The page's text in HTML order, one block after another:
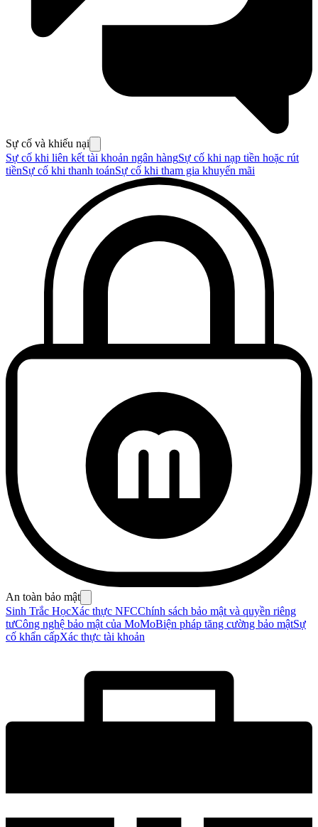
Sự cố và khiếu nại
Sự cố khi liên kết tài khoản ngân hàngSự cố khi nạp tiền hoặc rút
tiềnSự cố khi thanh toánSự cố khi tham gia khuyến mãi
An toàn bảo mật
Sinh Trắc HọcXác thực NFCChính sách bảo mật và quyền riêng
tưCông nghệ bảo mật của MoMoBiện pháp tăng cường bảo mậtSự
cố khẩn cấpXác thực tài khoản